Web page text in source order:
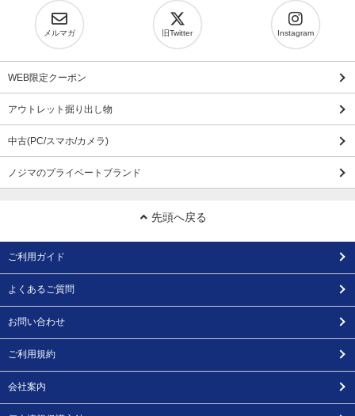
メルマガ 旧Twitter Instagram
WEB限定クーポン
アウトレット掘り出し物
中古(PC/スマホ/カメラ)
ノジマのプライベートブランド
先頭へ戻る
ご利用ガイド
よくあるご質問
お問い合わせ
ご利用規約
会社案内